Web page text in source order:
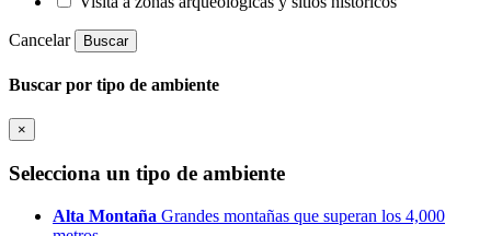
Cancelar Buscar
Buscar por tipo de ambiente
×
Selecciona un tipo de ambiente
Alta Montaña Grandes montañas que superan los 4,000